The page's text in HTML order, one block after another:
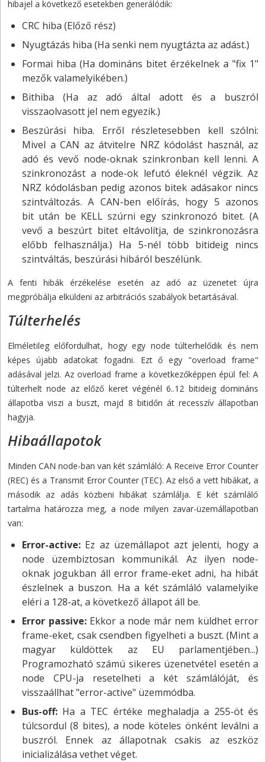
hibajel a következő esetekben generálódik:
CRC hiba (Előző rész)
Nyugtázás hiba (Ha senki nem nyugtázta az adást.)
Formai hiba (Ha domináns bitet érzékelnek a "fix 1"
mezők valamelyikében.)
Bithiba (Ha az adó által adott és a buszról
visszaolvasott jel nem egyezik.)
Beszúrási hiba. Erről részletesebben kell szólni:
Mivel a CAN az átvitelre NRZ kódolást használ, az
adó és vevő node-oknak szinkronban kell lenni. A
szinkronozást a node-ok lefutó éleknél végzik. Az
NRZ kódolásban pedig azonos bitek adásakor nincs
szintváltozás. A CAN-ben előírás, hogy 5 azonos
bit után be KELL szúrni egy szinkronozó bitet. (A
vevő a beszúrt bitet eltávolítja, de szinkronozásra
előbb felhasználja.) Ha 5-nél több bitideig nincs
szintváltás, beszúrási hibáról beszélünk.
A fenti hibák érzékelése esetén az adó az üzenetet újra
megpróbálja elküldeni az arbitrációs szabályok betartásával.
Túlterhelés
Elméletileg előfordulhat, hogy egy node túlterhelődik és nem
képes újabb adatokat fogadni. Ezt ő egy "overload frame"
adásával jelzi. Az overload frame a következőképpen épül fel: A
túlterhelt node az előző keret végénél 6..12 bitideig domináns
állapotba viszi a buszt, majd 8 bitidőn át recesszív állapotban
hagyja.
Hibaállapotok
Minden CAN node-ban van két számláló: A Receive Error Counter
(REC) és a Transmit Error Counter (TEC). Az első a vett hibákat, a
második az adás közbeni hibákat számlálja. E két számláló
tartalma határozza meg, a node milyen zavar-üzemállapotban
van:
Error-active: Ez az üzemállapot azt jelenti, hogy a
node üzembiztosan kommunikál. Az ilyen node-
oknak jogukban áll error frame-eket adni, ha hibát
észlelnek a buszon. Ha a két számláló valamelyike
eléri a 128-at, a következő állapot áll be.
Error passive: Ekkor a node már nem küldhet error
frame-eket, csak csendben figyelheti a buszt. (Mint a
magyar küldöttek az EU parlamentjében...)
Programozható számú sikeres üzenetvétel esetén a
node CPU-ja resetelheti a két számlálóját, és
visszaállhat "error-active" üzemmódba.
Bus-off: Ha a TEC értéke meghaladja a 255-öt és
túlcsordul (8 bites), a node köteles önként leválni a
buszról. Ennek az állapotnak csakis az eszköz
inicializálása vethet véget.